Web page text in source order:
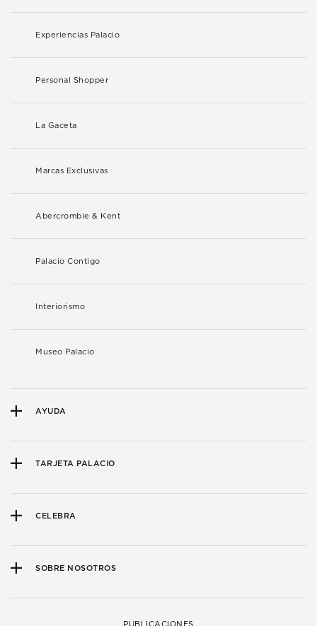
Experiencias Palacio
Personal Shopper
La Gaceta
Marcas Exclusivas
Abercrombie & Kent
Palacio Contigo
Interiorismo
Museo Palacio
AYUDA
TARJETA PALACIO
CELEBRA
SOBRE NOSOTROS
PUBLICACIONES